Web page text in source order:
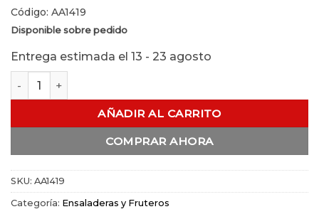
Código: AA1419
Disponible sobre pedido
Entrega estimada el 13 - 23 agosto
Frutero / Charola Espirales Grande cantidad
AÑADIR AL CARRITO
COMPRAR AHORA
SKU: AA1419
Categoría: Ensaladeras y Fruteros